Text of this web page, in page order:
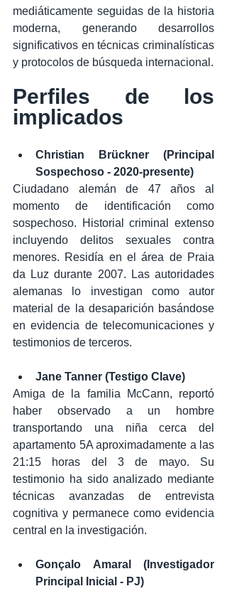
mediáticamente seguidas de la historia
moderna, generando desarrollos
significativos en técnicas criminalísticas
y protocolos de búsqueda internacional.
Perfiles de los
implicados
Christian Brückner (Principal
Sospechoso - 2020-presente)
Ciudadano alemán de 47 años al
momento de identificación como
sospechoso. Historial criminal extenso
incluyendo delitos sexuales contra
menores. Residía en el área de Praia
da Luz durante 2007. Las autoridades
alemanas lo investigan como autor
material de la desaparición basándose
en evidencia de telecomunicaciones y
testimonios de terceros.
Jane Tanner (Testigo Clave)
Amiga de la familia McCann, reportó
haber observado a un hombre
transportando una niña cerca del
apartamento 5A aproximadamente a las
21:15 horas del 3 de mayo. Su
testimonio ha sido analizado mediante
técnicas avanzadas de entrevista
cognitiva y permanece como evidencia
central en la investigación.
Gonçalo Amaral (Investigador
Principal Inicial - PJ)